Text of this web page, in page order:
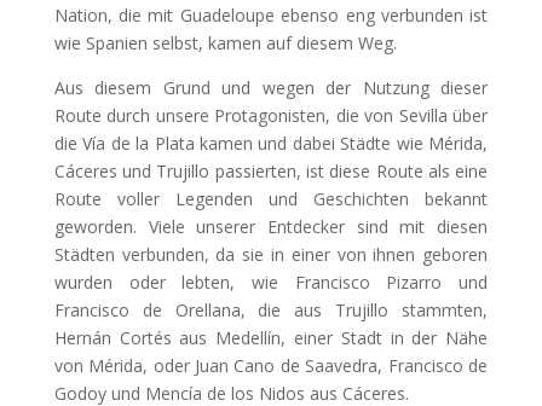
Nation, die mit Guadeloupe ebenso eng verbunden ist
wie Spanien selbst, kamen auf diesem Weg.
Aus diesem Grund und wegen der Nutzung dieser
Route durch unsere Protagonisten, die von Sevilla über
die Vía de la Plata kamen und dabei Städte wie Mérida,
Cáceres und Trujillo passierten, ist diese Route als eine
Route voller Legenden und Geschichten bekannt
geworden. Viele unserer Entdecker sind mit diesen
Städten verbunden, da sie in einer von ihnen geboren
wurden oder lebten, wie Francisco Pizarro und
Francisco de Orellana, die aus Trujillo stammten,
Hernán Cortés aus Medellín, einer Stadt in der Nähe
von Mérida, oder Juan Cano de Saavedra, Francisco de
Godoy und Mencía de los Nidos aus Cáceres.